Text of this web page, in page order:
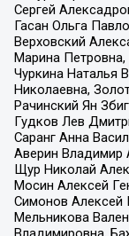
Сергей
Гасан Ольга
Верховский
Марина Петровна,
Чуркина Наталья
Николаевна,
Рачинский Ян
Гудков Лев
Саранг Анна
Аверин Владимир
Щур Николай
Мосин Алексей
Симонов Алексей
Мельникова